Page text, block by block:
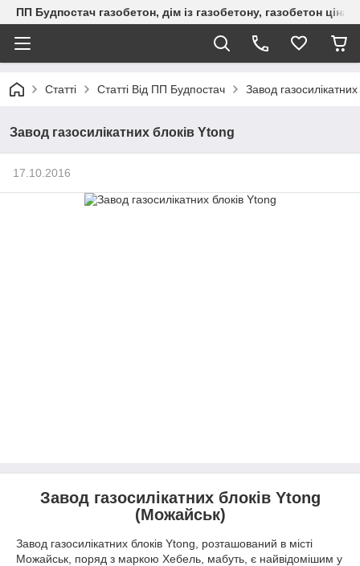
ПП Будпостач газобетон, дім із газобетону, газобетон
Статті Статті Від ПП Будпостач Завод
Завод газосилікатних блоків Ytong
17.10.2016
Завод газосилікатних блоків Ytong
(Можайськ)
Завод газосилікатних блоків Ytong, розташований в місті
Можайськ, поряд з маркою Хебель, мабуть, є найвідомішим у